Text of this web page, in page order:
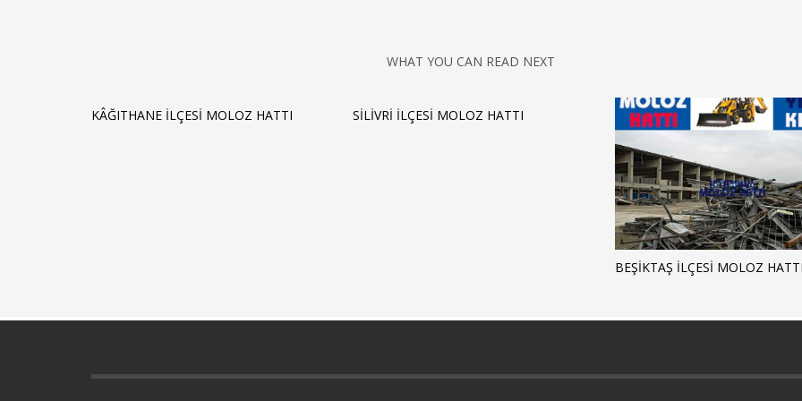
WHAT YOU CAN READ NEXT
KÂĞITHANE İLÇESI MOLOZ HATTI SILIVRI İLÇESI MOLOZ HATTI
BEŞIKTAŞ İLÇESI MOLOZ